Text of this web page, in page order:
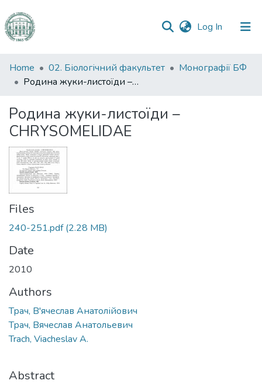
Log In (current)
Communities
&
All of DSpace
Statistics
Home 02. Біологічний факультет
Монографії БФ
Родина жуки-листоїди – CHRYSOMELIDAE
Родина жуки-листоїди –
CHRYSOMELIDAE
Files
240-251.pdf(2.28 MB)
Date
2010
Authors
Трач, В'ячеслав Анатолійович
Трач, Вячеслав Анатольевич
Trach, Viacheslav A.
Abstract